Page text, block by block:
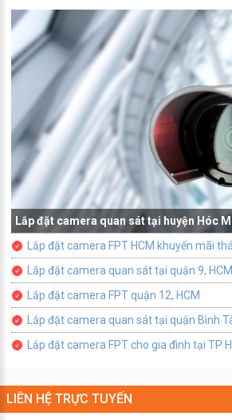
Lắp đặt camera quan sát tại huyện Hóc
Lắp đặt camera FPT HCM khuyến mãi
Lắp đặt camera quan sát tại quận 9, HCM
Lắp đặt camera FPT quận 12, HCM
Lắp đặt camera quan sát tại quận Bình
Lắp đặt camera FPT cho gia đình tại TP
LIÊN HỆ TRỰC TUYẾN